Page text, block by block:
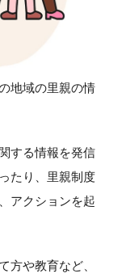
地域の里親の情
する情報を発信
たり、里親制度
アクションを起
方や教育など、